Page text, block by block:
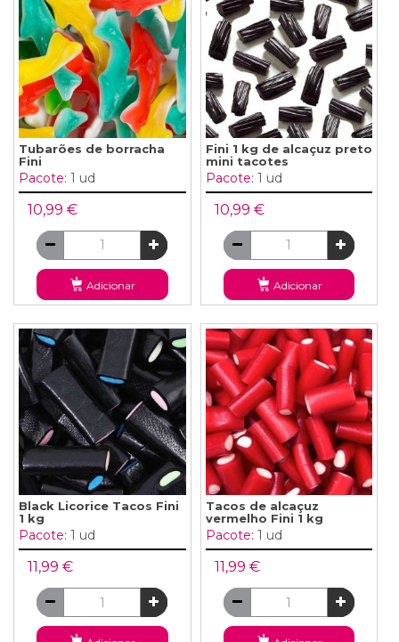
Tubarões de borracha
Fini
Pacote: 1 ud
10,99 €
Adicionar
Fini 1 kg de alcaçuz preto
mini tacotes
Pacote: 1 ud
10,99 €
Adicionar
Black Licorice Tacos Fini
1 kg
Pacote: 1 ud
11,99 €
Tacos de alcaçuz
vermelho Fini 1 kg
Pacote: 1 ud
11,99 €